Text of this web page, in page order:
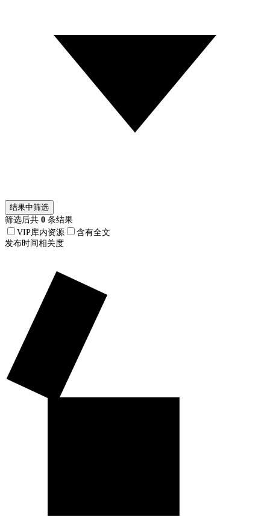
结果中筛选
筛选后共 0 条结果
VIP库内资源
含有全文
发布时间相关度